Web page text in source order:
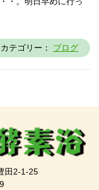
テゴリー： ブログ
田2-1-25